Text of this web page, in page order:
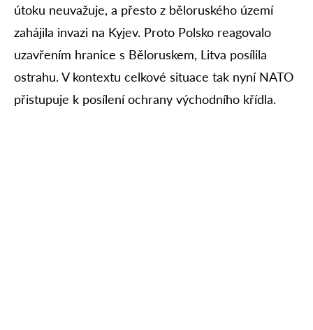
útoku neuvažuje, a přesto z běloruského území
zahájila invazi na Kyjev. Proto Polsko reagovalo
uzavřením hranice s Běloruskem, Litva posílila
ostrahu. V kontextu celkové situace tak nyní NATO
přistupuje k posílení ochrany východního křídla.